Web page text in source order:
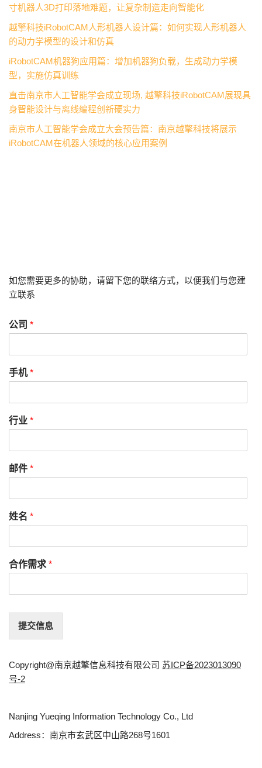
寸机器人3D打印落地难题，让复杂制造走向智能化
越擎科技iRobotCAM人形机器人设计篇：如何实现人形机器人
的动力学模型的设计和仿真
iRobotCAM机器狗应用篇：增加机器狗负载，生成动力学模
型，实施仿真训练
直击南京市人工智能学会成立现场, 越擎科技iRobotCAM展现具
身智能设计与离线编程创新硬实力
南京市人工智能学会成立大会预告篇：南京越擎科技将展示
iRobotCAM在机器人领域的核心应用案例
如您需要更多的协助，请留下您的联络方式，以便我们与您建
立联系
公司 *
手机*
行业 *
邮件 *
姓名 *
合作需求 *
提交信息
Copyright@南京越擎信息科技有限公司 苏ICP备2023013090
号-2
Nanjing Yueqing Information Technology Co., Ltd
Address：南京市玄武区中山路268号1601